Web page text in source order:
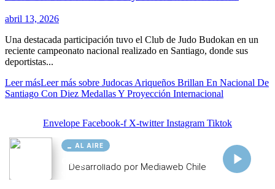
AL AIRE
Cargando...
Conectando...